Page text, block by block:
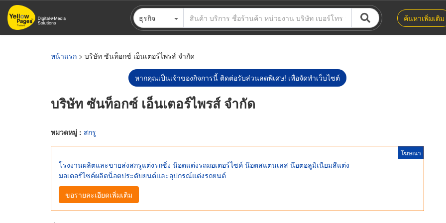
ข้าม
ไป
ธุรกิจ ค้นหาเพิ่มเติม
หน้าแรก > บริษัท ซันท็อกซ์ เอ็นเตอร์ไพรส์ จำกัด
หากคุณเป็นเจ้าของกิจการนี้ ติดต่อรับส่วนลดพิเศษ! เพื่อจัดทำเว็บไซต์
บริษัท ซันท็อกซ์ เอ็นเตอร์ไพรส์ จำกัด
หมวดหมู่ : สกรู
โฆษณา
โรงงานผลิตและขายส่งสกรูแต่งรถซิ่ง น๊อตแต่งรถมอเตอร์ไซค์ น๊อตสแตนเลส น๊อตอลูมิเนียมสีแต่ง
มอเตอร์ไซค์ผลิตน็อตประดับยนต์และอุปกรณ์แต่งรถยนต์
ขอรายละเอียดเพิ่มเติม